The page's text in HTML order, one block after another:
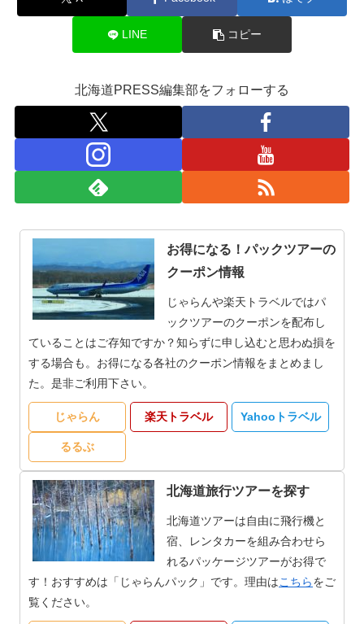
LINE コピー
北海道PRESS編集部をフォローする
お得になる！パックツアーの
クーポン情報
じゃらんや楽天トラベルではパ
ックツアーのクーポンを配布し
ていることはご存知ですか？知らずに申し込むと思わぬ損を
する場合も。お得になる各社のクーポン情報をまとめまし
た。是非ご利用下さい。
じゃらん 楽天トラベル Yahooトラベル
るるぶ
北海道旅行ツアーを探す
北海道ツアーは自由に飛行機と
宿、レンタカーを組み合わせら
れるパッケージツアーがお得で
す！おすすめは「じゃらんパック」です。理由はこちらをご
覧ください。